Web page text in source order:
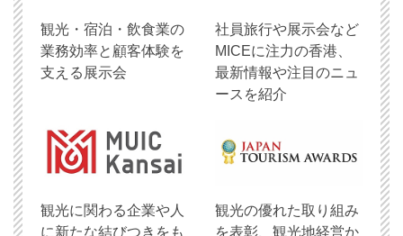
観光・宿泊・飲食業の
業務効率と顧客体験を
支える展示会
社員旅行や展示会など
MICEに注力の香港、
最新情報や注目のニュ
ースを紹介
観光に関わる企業や人
に新たな結びつきをも
観光の優れた取り組み
を表彰、観光地経営か